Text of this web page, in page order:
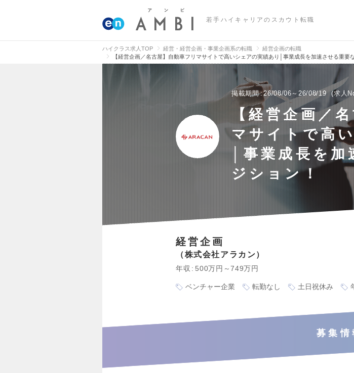
若手ハイキャリアのスカウト転職
ハイクラス求人TOP 経営・経営企画・事業企画系の転職
経営企画の転職
【経営企画／名古屋】自動車フリマサイトで高いシェアの実績あり│事業成長を加速させる重要
掲載期間 26/08/06～26/08/19 求人
【経営企画／
マサイトで高
│事業成長を加
ジション！
経営企画
株式会社アラカン
年収 500万円～749万円
ベンチャー企業 転勤なし 土日祝休み
募集情